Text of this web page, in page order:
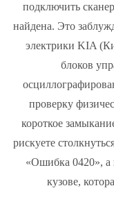
подключить
найдена. Это
электрики KIA
блоков
проверку
короткое
рискуете
«Ошибка 0420», а
кузове,